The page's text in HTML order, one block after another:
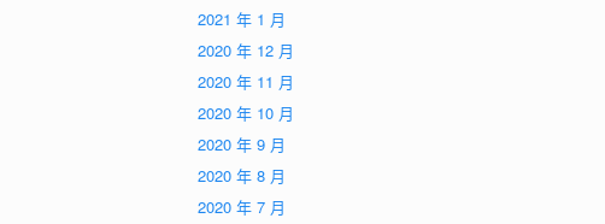
2021 年 1 月
2020 年 12 月
2020 年 11 月
2020 年 10 月
2020 年 9 月
2020 年 8 月
2020 年 7 月